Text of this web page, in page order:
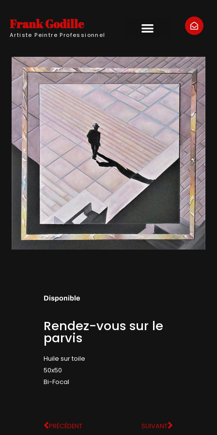
Frank Godille
Artiste Peintre Professionnel
Disponible
Rendez-vous sur le
parvis
Huile sur toile
50x50
Bi-Focal
PRÉCÉDENT SUIVANT